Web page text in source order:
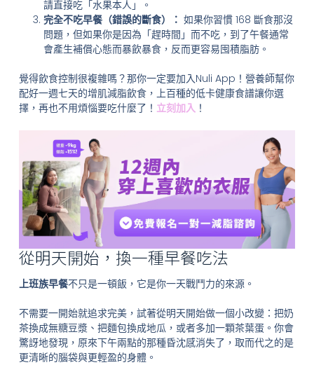
請直接吃「水果本人」。
完全不吃早餐（錯誤的斷食）： 如果你習慣 168 斷食那沒
問題，但如果你是因為「趕時間」而不吃，到了午餐通常
會產生補償心態而暴飲暴食，反而更容易囤積脂肪。
覺得飲食控制很複雜嗎？那你一定要加入Nuli App！營養師幫你
配好一週七天的增肌減脂飲食，上百種的低卡健康食譜讓你選
擇，再也不用煩惱要吃什麼了！ 立刻加入 ！
從明天開始，換一種早餐吃法
上班族早餐不只是一頓飯，它是你一天戰鬥力的來源。
不需要一開始就追求完美，試著從明天開始做一個小改變：把奶
茶換成無糖豆漿、把麵包換成地瓜，或者多加一顆茶葉蛋。你會
驚訝地發現，原來下午兩點的那種昏沈感消失了，取而代之的是
更清晰的腦袋與更輕盈的身體。